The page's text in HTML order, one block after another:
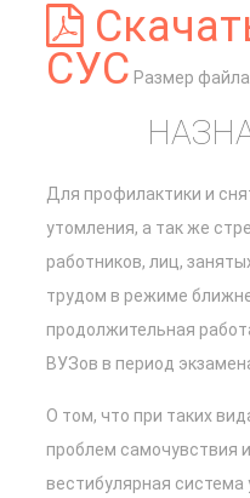
СУС Размер
Для профилактики и
утомления, а так же
работников, лиц,
трудом в режиме
продолжительная
ВУЗов в период
О том, что при таких
проблем самочувствия
вестибулярная